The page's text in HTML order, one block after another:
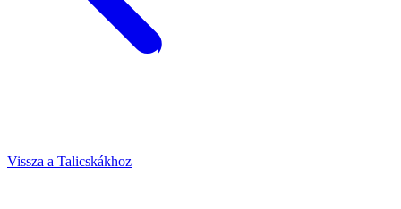
Vissza a Talicskákhoz